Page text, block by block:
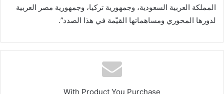
المملكة العربية السعودية، وجمهورية تركيا، وجمهورية مصر العربية
لدورها المحوري ومساهماتها القيّمة في هذا الصدد”.
With Product You Purchase